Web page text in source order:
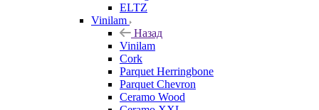
ELTZ
Vinilam
Назад
Vinilam
Cork
Parquet Herringbone
Parquet Chevron
Ceramo Wood